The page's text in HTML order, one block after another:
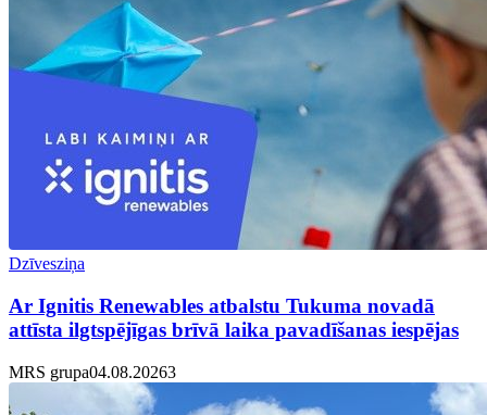
Dzīvesziņa
Ar Ignitis Renewables atbalstu Tukuma novadā
attīsta ilgtspējīgas brīvā laika pavadīšanas iespējas
MRS grupa04.08.20263